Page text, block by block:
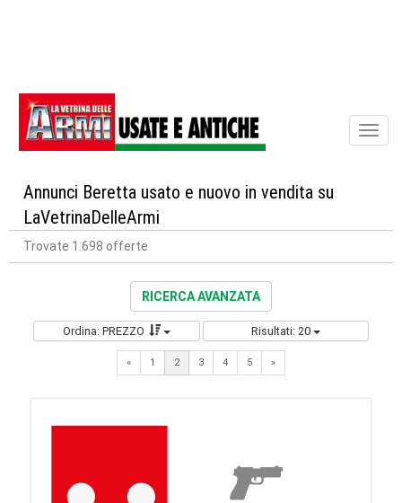
Annunci Beretta usato e nuovo in vendita su
LaVetrinaDelleArmi
Trovate 1.698 offerte
RICERCA AVANZATA
Ordina: PREZZO Risultati: 20
«Previous
1 2 3 4 5 »Next